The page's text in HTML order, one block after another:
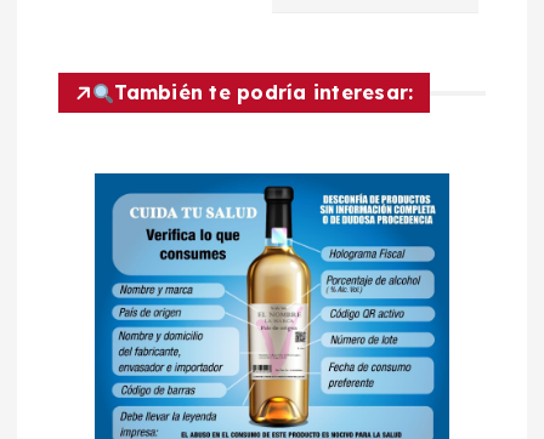
También te podría interesar: